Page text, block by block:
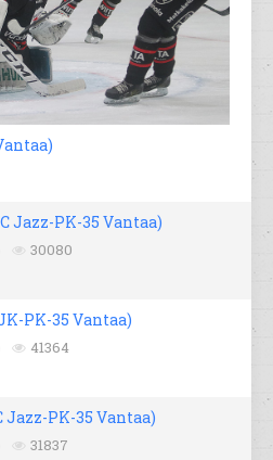
Jazz-PK-35 Vantaa)
30080
PK-35 Vantaa)
41364
Jazz-PK-35 Vantaa)
31837